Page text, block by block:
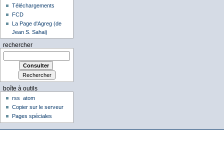
Téléchargements
FCD
La Page d'Agreg (de
Jean S. Sahai)
rechercher
boîte à outils
rss
atom
Copier sur le serveur
Pages spéciales